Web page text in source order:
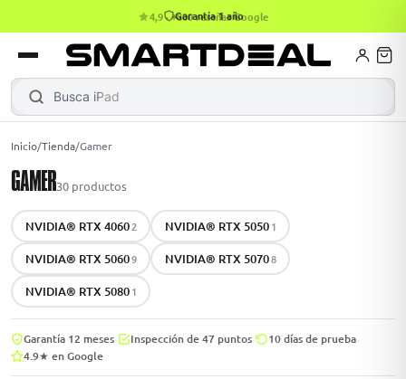
4,9 · +800 reseñas Google
Busca |
Gamer
Apple
MacBook Air
→
→
Mini PC
→
Inicio/Tienda/Gamer
GAMER30 productos
NVIDIA® RTX 40602 NVIDIA® RTX 5050 1
NVIDIA® RTX 50609 NVIDIA® RTX 50708
NVIDIA® RTX 5080 1
Garantía 12 meses Inspección de 47 puntos 10 días de prueba
4.9★ en Google